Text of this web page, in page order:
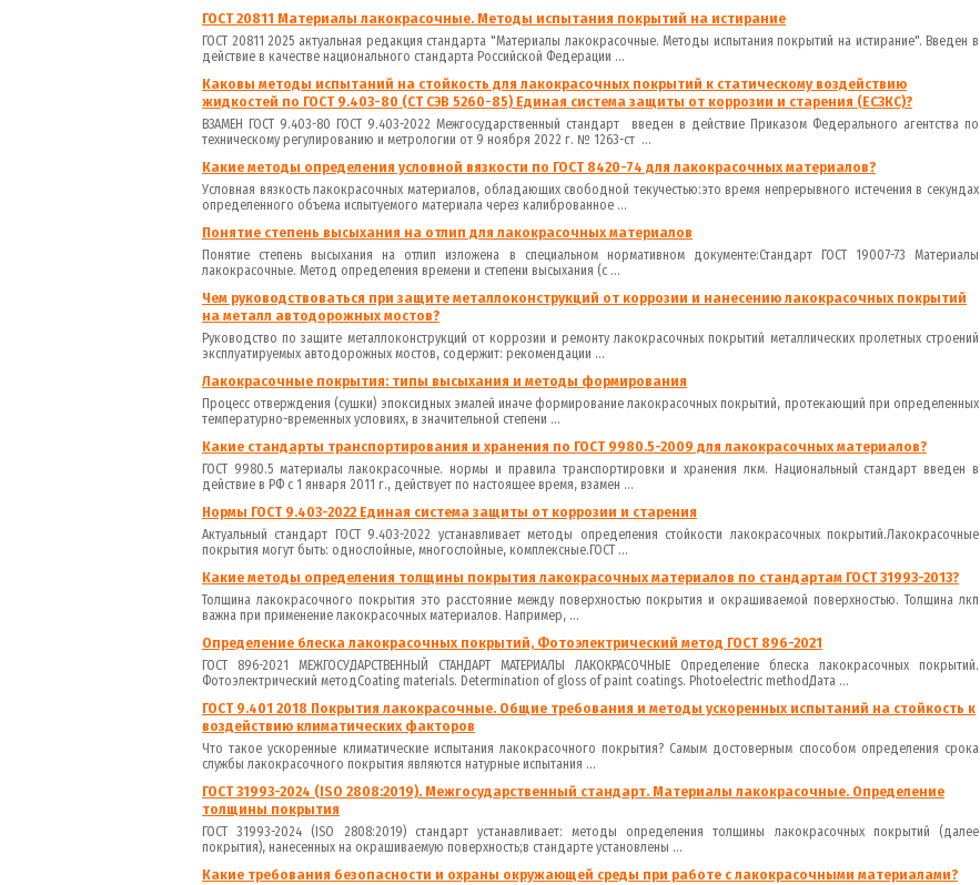
ГОСТ 20811 Материалы лакокрасочные. Методы испытания покрытий на истирание
ГОСТ 20811 2025 актуальная редакция стандарта "Материалы лакокрасочные. Методы испытания покрытий на истирание". Введен в
действие в качестве национального стандарта Российской Федерации ...
Каковы методы испытаний на стойкость для лакокрасочных покрытий к статическому воздействию
жидкостей по ГОСТ 9.403-80 (СТ СЭВ 5260-85) Единая система защиты от коррозии и старения (ЕСЗКС)?
ВЗАМЕН ГОСТ 9.403-80 ГОСТ 9.403-2022 Межгосударственный стандарт введен в действие Приказом Федерального агентства по
техническому регулированию и метрологии от 9 ноября 2022 г. № 1263-ст ...
Какие методы определения условной вязкости по ГОСТ 8420-74 для лакокрасочных материалов?
Условная вязкость лакокрасочных материалов, обладающих свободной текучестью:это время непрерывного истечения в секундах
определенного объема испытуемого материала через калиброванное ...
Понятие степень высыхания на отлип для лакокрасочных материалов
Понятие степень высыхания на отлип изложена в специальном нормативном документе:Стандарт ГОСТ 19007-73 Материалы
лакокрасочные. Метод определения времени и степени высыхания (с ...
Чем руководствоваться при защите металлоконструкций от коррозии и нанесению лакокрасочных покрытий
на металл автодорожных мостов?
Руководство по защите металлоконструкций от коррозии и ремонту лакокрасочных покрытий металлических пролетных строений
эксплуатируемых автодорожных мостов, содержит: рекомендации ...
Лакокрасочные покрытия: типы высыхания и методы формирования
Процесс отверждения (сушки) эпоксидных эмалей иначе формирование лакокрасочных покрытий, протекающий при определенных
температурно-временных условиях, в значительной степени ...
Какие стандарты транспортирования и хранения по ГОСТ 9980.5-2009 для лакокрасочных материалов?
ГОСТ 9980.5 материалы лакокрасочные. нормы и правила транспортировки и хранения лкм. Национальный стандарт введен в
действие в РФ с 1 января 2011 г., действует по настоящее время, взамен ...
Нормы ГОСТ 9.403-2022 Единая система защиты от коррозии и старения
Актуальный стандарт ГОСТ 9.403-2022 устанавливает методы определения стойкости лакокрасочных покрытий.Лакокрасочные
покрытия могут быть: однослойные, многослойные, комплексные.ГОСТ ...
Какие методы определения толщины покрытия лакокрасочных материалов по стандартам ГОСТ 31993-2013?
Толщина лакокрасочного покрытия это расстояние между поверхностью покрытия и окрашиваемой поверхностью. Толщина лкп
важна при применение лакокрасочных материалов. Например, ...
Определение блеска лакокрасочных покрытий, Фотоэлектрический метод ГОСТ 896-2021
ГОСТ 896-2021 МЕЖГОСУДАРСТВЕННЫЙ СТАНДАРТ МАТЕРИАЛЫ ЛАКОКРАСОЧНЫЕ Определение блеска лакокрасочных покрытий.
Фотоэлектрический методCoating materials. Determination of gloss of paint coatings. Photoelectric methodДата ...
ГОСТ 9.401 2018 Покрытия лакокрасочные. Общие требования и методы ускоренных испытаний на стойкость к
воздействию климатических факторов
Что такое ускоренные климатические испытания лакокрасочного покрытия? Самым достоверным способом определения срока
службы лакокрасочного покрытия являются натурные испытания ...
ГОСТ 31993-2024 (ISO 2808:2019). Межгосударственный стандарт. Материалы лакокрасочные. Определение
толщины покрытия
ГОСТ 31993-2024 (ISO 2808:2019) стандарт устанавливает: методы определения толщины лакокрасочных покрытий (далее
покрытия), нанесенных на окрашиваемую поверхность;в стандарте установлены ...
Какие требования безопасности и охраны окружающей среды при работе с лакокрасочными материалами?